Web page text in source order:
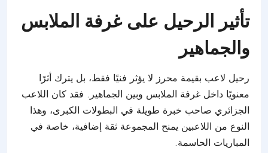
تأثير الرحيل على غرفة الملابس
والجماهير
رحيل لاعب بقيمة محرز لا يؤثر فنيًا فقط، بل يترك أثرًا
معنويًا داخل غرفة الملابس وبين الجماهير. فقد كان اللاعب
الجزائري صاحب خبرة طويلة في البطولات الكبرى، وهذا
النوع من اللاعبين يمنح المجموعة ثقة إضافية، خاصة في
المباريات الحاسمة.